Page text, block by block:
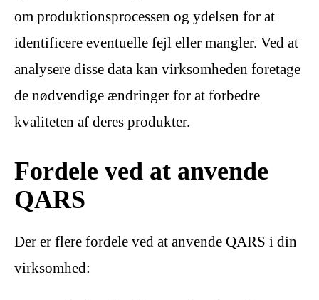
om produktionsprocessen og ydelsen for at
identificere eventuelle fejl eller mangler. Ved at
analysere disse data kan virksomheden foretage
de nødvendige ændringer for at forbedre
kvaliteten af deres produkter.
Fordele ved at anvende
QARS
Der er flere fordele ved at anvende QARS i din
virksomhed: